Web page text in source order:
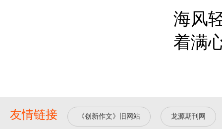
海风
着满
友情链接 《创新作文》旧网站 龙源期刊网